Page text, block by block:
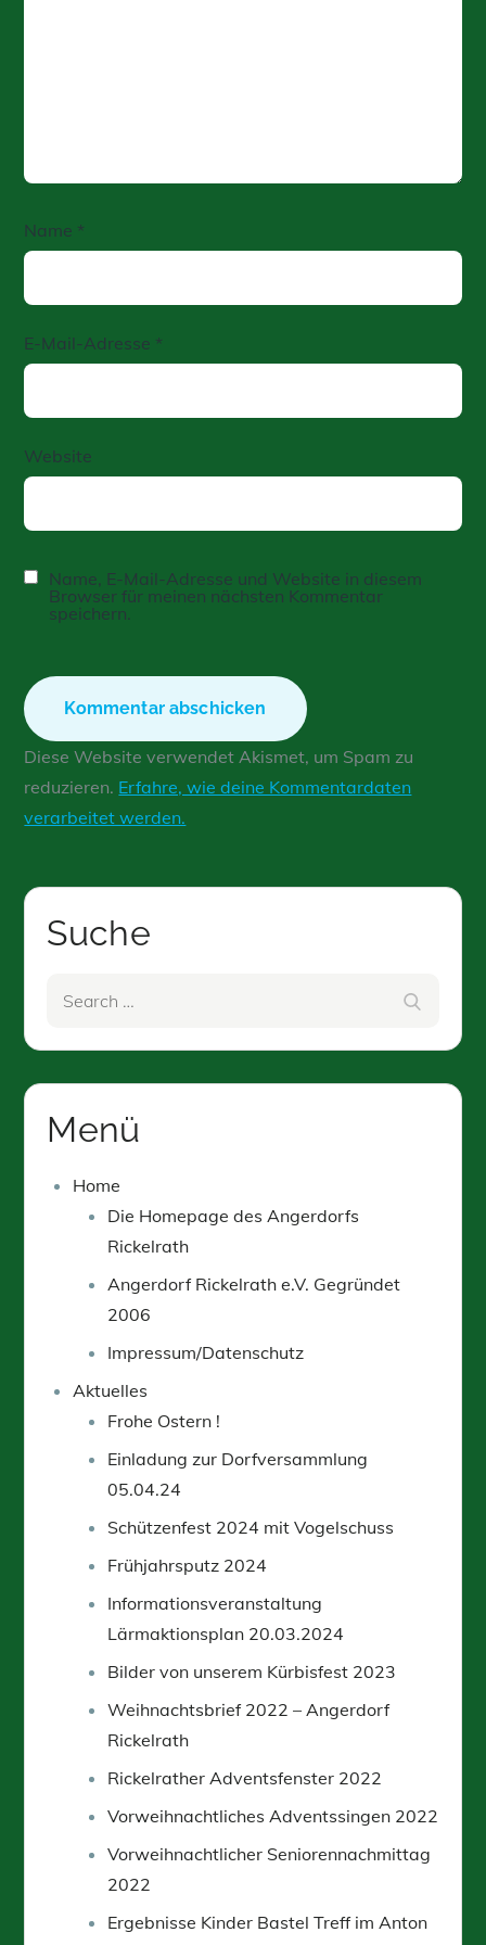
Name *
E-Mail-Adresse *
Website
Name, E-Mail-Adresse und Website in diesem
Browser für meinen nächsten Kommentar
speichern.
Diese Website verwendet Akismet, um Spam zu
reduzieren. Erfahre, wie deine Kommentardaten
verarbeitet werden.
Suche
Menü
Home
Die Homepage des Angerdorfs
Rickelrath
Angerdorf Rickelrath e.V. Gegründet
2006
Impressum/Datenschutz
Aktuelles
Frohe Ostern !
Einladung zur Dorfversammlung
05.04.24
Schützenfest 2024 mit Vogelschuss
Frühjahrsputz 2024
Informationsveranstaltung
Lärmaktionsplan 20.03.2024
Bilder von unserem Kürbisfest 2023
Weihnachtsbrief 2022 – Angerdorf
Rickelrath
Rickelrather Adventsfenster 2022
Vorweihnachtliches Adventssingen 2022
Vorweihnachtlicher Seniorennachmittag
2022
Ergebnisse Kinder Bastel Treff im Anton